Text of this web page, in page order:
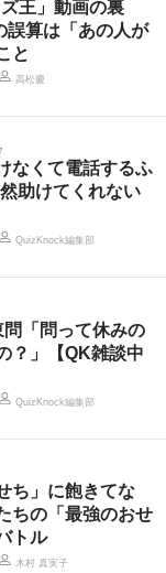
王」動画の裏
誤算は「あの人が
と
高松慶
なくて電話するふ
助けてくれない
QuizKnock編集部
「問って休みの
？」【QK雑談中
QuizKnock編集部
ち」に飽きてな
ちの「最強のおせ
トル
木村 真実子